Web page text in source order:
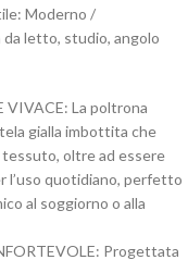
Moderno /
da letto, studio, angolo
VIVACE: La poltrona
gialla imbottita che
tessuto, oltre ad essere
l’uso quotidiano, perfetto
al soggiorno o alla
Progettata